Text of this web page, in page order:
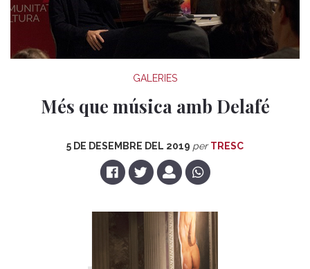
GALERIES
Més que música amb Delafé
5 DE DESEMBRE DEL 2019 perTRESC